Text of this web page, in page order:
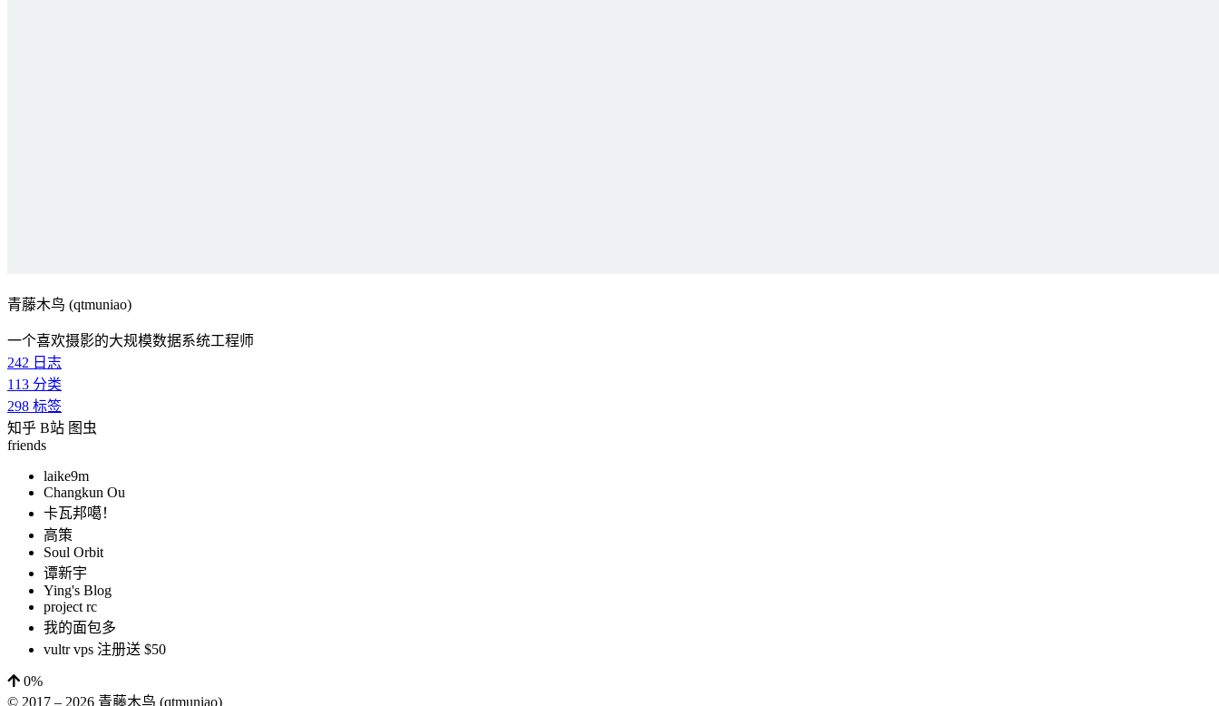
青藤木鸟 (qtmuniao)
一个喜欢摄影的大规模数据系统工程师
242 日志
113 分类
298 标签
知乎 B站 图虫
friends
laike9m
Changkun Ou
卡瓦邦噶！
高策
Soul Orbit
谭新宇
Ying's Blog
project rc
我的面包多
vultr vps 注册送 $50
0%
© 2017 – 2026 青藤木鸟 (qtmuniao)